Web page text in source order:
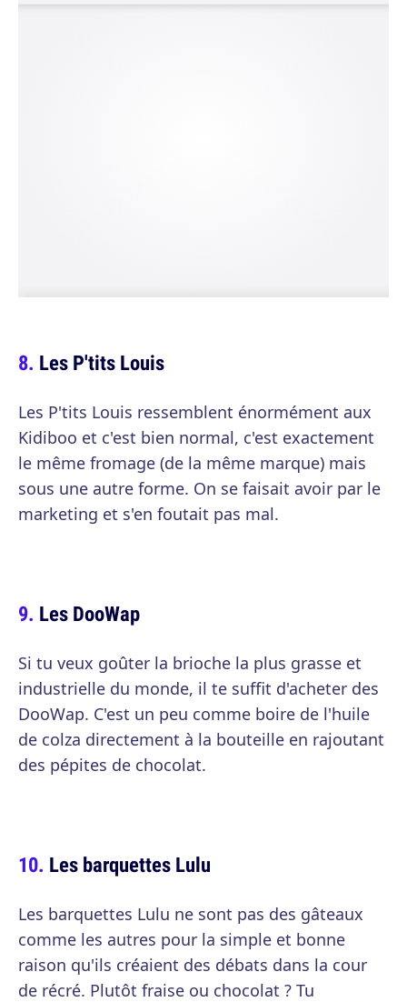
Les P'tits Louis
Les P'tits Louis ressemblent énormément aux
Kidiboo et c'est bien normal, c'est exactement
le même fromage (de la même marque) mais
sous une autre forme. On se faisait avoir par le
marketing et s'en foutait pas mal.
Les DooWap
Si tu veux goûter la brioche la plus grasse et
industrielle du monde, il te suffit d'acheter des
DooWap. C'est un peu comme boire de l'huile
de colza directement à la bouteille en rajoutant
des pépites de chocolat.
Les barquettes Lulu
Les barquettes Lulu ne sont pas des gâteaux
comme les autres pour la simple et bonne
raison qu'ils créaient des débats dans la cour
de récré. Plutôt fraise ou chocolat ? Tu